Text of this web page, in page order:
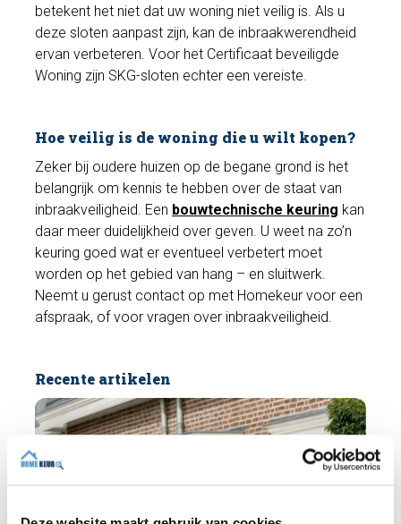
betekent het niet dat uw woning niet veilig is. Als u
deze sloten aanpast zijn, kan de inbraakwerendheid
ervan verbeteren. Voor het Certificaat beveiligde
Woning zijn SKG-sloten echter een vereiste.
Hoe veilig is de woning die u wilt kopen?
Zeker bij oudere huizen op de begane grond is het
belangrijk om kennis te hebben over de staat van
inbraakveiligheid. Een bouwtechnische keuring kan
daar meer duidelijkheid over geven. U weet na zo’n
keuring goed wat er eventueel verbetert moet
worden op het gebied van hang – en sluitwerk.
Neemt u gerust contact op met Homekeur voor een
afspraak, of voor vragen over inbraakveiligheid.
Recente artikelen